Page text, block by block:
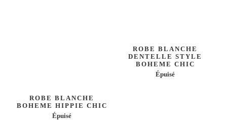
ROBE BLANCHE
BOHEME HIPPIE CHIC
Épuisé
ROBE BLANCHE
DENTELLE STYLE
BOHEME CHIC
Épuisé